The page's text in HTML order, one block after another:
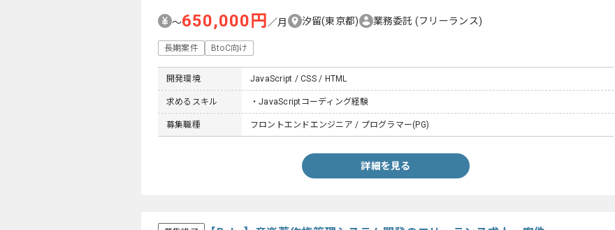
〜650,000円 ／月 汐留(東京都) 業務委託 (フリーランス)
長期案件 BtoC向け
開発環境 JavaScript / CSS / HTML
求めるスキル ・JavaScriptコーディング経験
募集職種 フロントエンドエンジニア / プログラマー(PG)
詳細を見る